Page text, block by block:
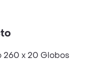
260 x 20 Globos